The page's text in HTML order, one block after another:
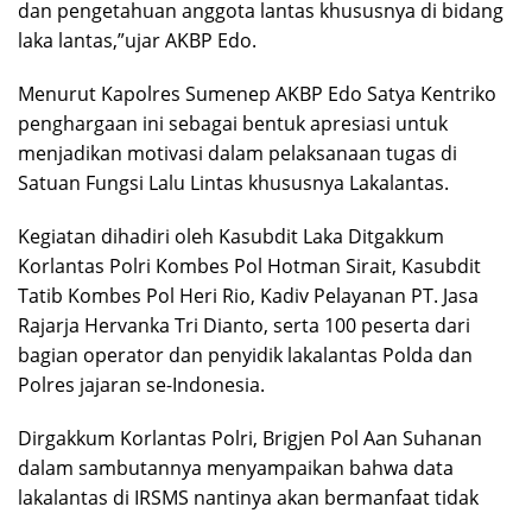
dan pengetahuan anggota lantas khususnya di bidang
laka lantas,”ujar AKBP Edo.
Menurut Kapolres Sumenep AKBP Edo Satya Kentriko
penghargaan ini sebagai bentuk apresiasi untuk
menjadikan motivasi dalam pelaksanaan tugas di
Satuan Fungsi Lalu Lintas khususnya Lakalantas.
Kegiatan dihadiri oleh Kasubdit Laka Ditgakkum
Korlantas Polri Kombes Pol Hotman Sirait, Kasubdit
Tatib Kombes Pol Heri Rio, Kadiv Pelayanan PT. Jasa
Rajarja Hervanka Tri Dianto, serta 100 peserta dari
bagian operator dan penyidik lakalantas Polda dan
Polres jajaran se-Indonesia.
Dirgakkum Korlantas Polri, Brigjen Pol Aan Suhanan
dalam sambutannya menyampaikan bahwa data
lakalantas di IRSMS nantinya akan bermanfaat tidak